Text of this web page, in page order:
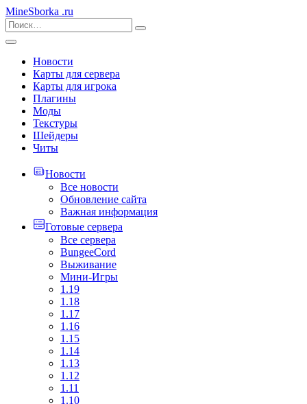
MineSborka .ru
Новости
Карты для сервера
Карты для игрока
Плагины
Моды
Текстуры
Шейдеры
Читы
Новости
Все новости
Обновление сайта
Важная информация
Готовые сервера
Все сервера
BungeeCord
Выживание
Мини-Игры
1.19
1.18
1.17
1.16
1.15
1.14
1.13
1.12
1.11
1.10